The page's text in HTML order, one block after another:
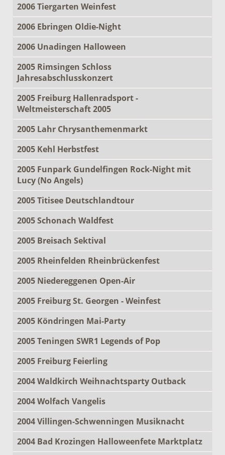
2006 Tiergarten Weinfest
2006 Ebringen Oldie-Night
2006 Unadingen Halloween
2005 Rimsingen Schloss
Jahresabschlusskonzert
2005 Freiburg Hallenradsport -
Weltmeisterschaft 2005
2005 Lahr Chrysanthemenmarkt
2005 Kehl Herbstfest
2005 Funpark Gundelfingen Rock-Night mit
Lucy (No Angels)
2005 Titisee Deutschlandtour
2005 Schonach Waldfest
2005 Breisach Sektival
2005 Rheinfelden Rheinbrückenfest
2005 Niedereggenen Open-Air
2005 Freiburg St. Georgen - Weinfest
2005 Köndringen Mai-Party
2005 Teningen SWR1 Legends of Pop
2005 Freiburg Feierling
2004 Waldkirch Weihnachtsparty Outback
2004 Wolfach Vangelis
2004 Villingen-Schwenningen Musiknacht
2004 Bad Krozingen Halloweenfete Marktplatz